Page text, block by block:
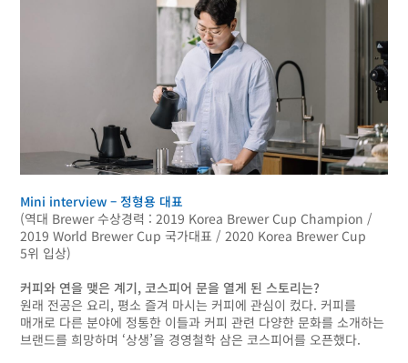
Mini interview – 정형용 대표
(역대 Brewer 수상경력 : 2019 Korea Brewer Cup Champion /
2019 World Brewer Cup 국가대표 / 2020 Korea Brewer Cup
5위 입상)
커피와 연을 맺은 계기, 코스피어 문을 열게 된 스토리는?
원래 전공은 요리, 평소 즐겨 마시는 커피에 관심이 컸다. 커피를
매개로 다른 분야에 정통한 이들과 커피 관련 다양한 문화를 소개하는
브랜드를 희망하며 ‘상생’을 경영철학 삼은 코스피어를 오픈했다.